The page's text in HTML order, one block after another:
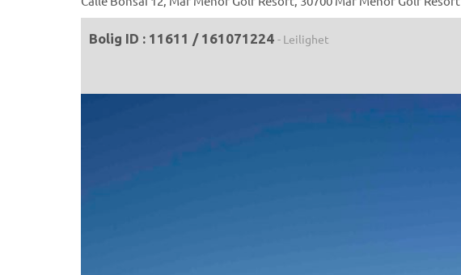
Bolig ID : 11611 / 161071224 - Leilighet